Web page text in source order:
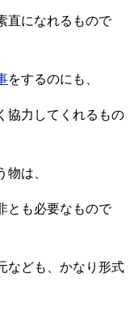
直になれるもので
をするのにも、
協力してくれるもの
は、
とも必要なもので
なども、かなり形式